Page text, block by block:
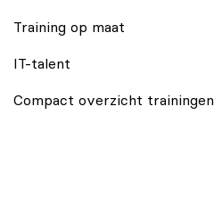
Training op maat
IT-talent
Compact overzicht trainingen